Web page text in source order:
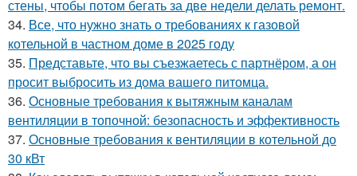
стены, чтобы потом бегать за две недели делать ремонт.
34. Все, что нужно знать о требованиях к газовой
котельной в частном доме в 2025 году
35. Представьте, что вы съезжаетесь с партнёром, а он
просит выбросить из дома вашего питомца.
36. Основные требования к вытяжным каналам
вентиляции в топочной: безопасность и эффективность
37. Основные требования к вентиляции в котельной до
30 кВт